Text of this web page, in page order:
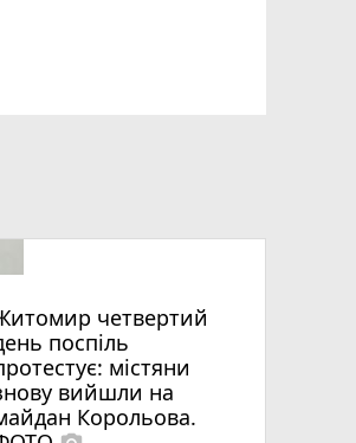
четвертий
поспіль
містяни
вийшли на
Корольова.